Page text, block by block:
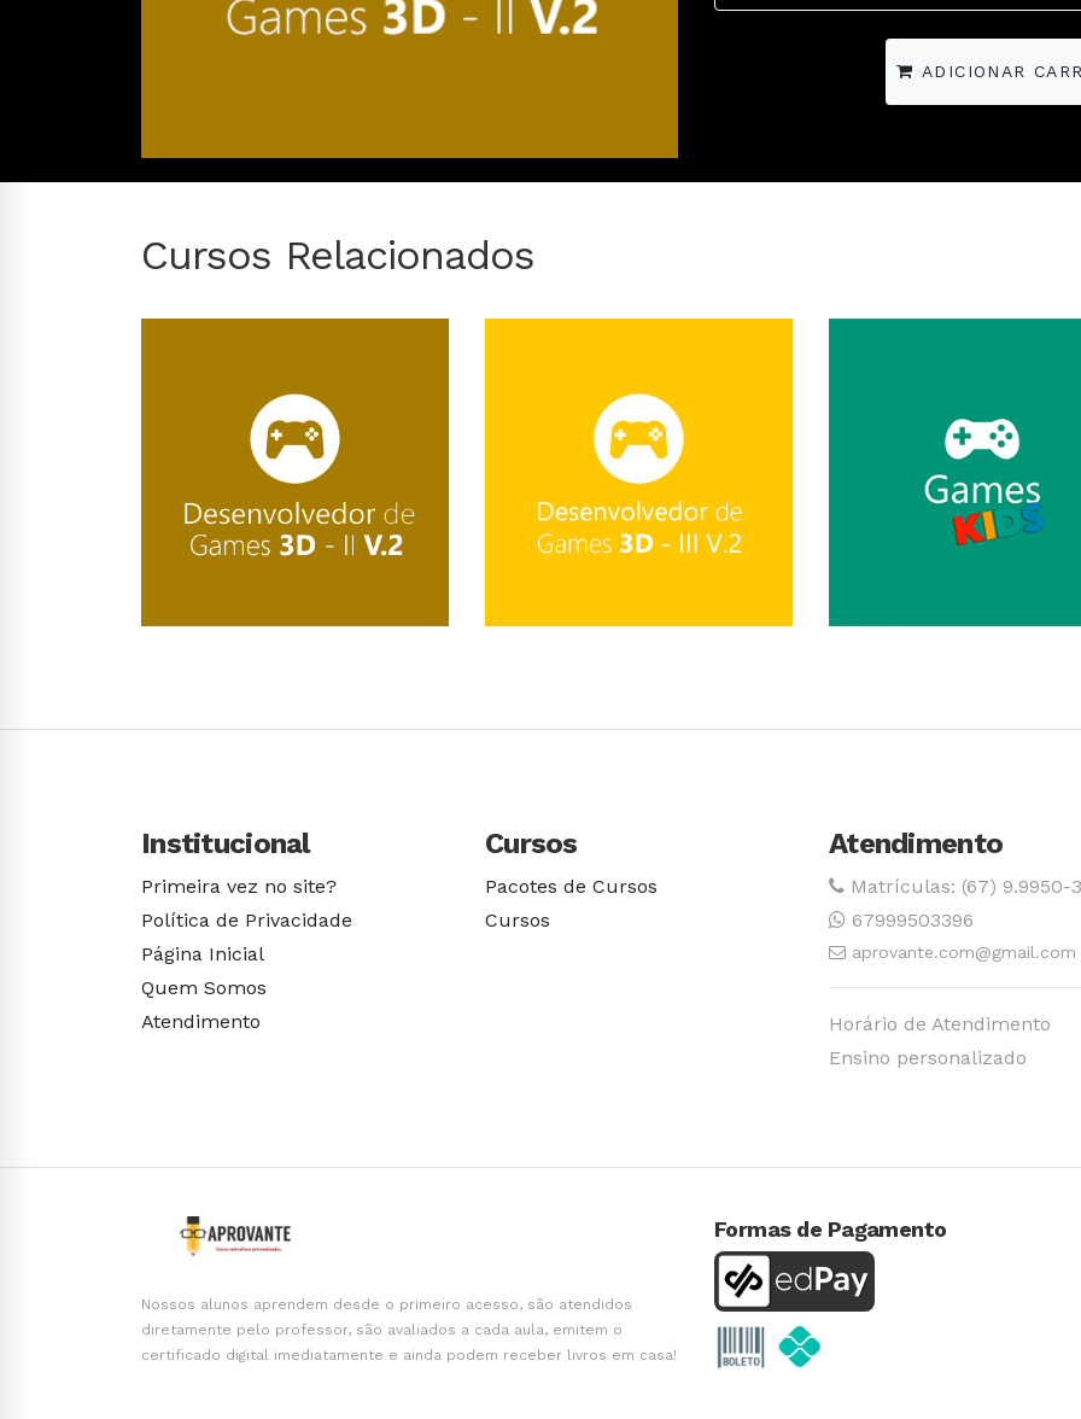
ADICIONAR
Cursos Relacionados
Institucional
Primeira vez no site?
Política de Privacidade
Página Inicial
Quem Somos
Atendimento
Cursos
Pacotes de Cursos
Cursos
Atendimento
Matrículas: (67) 9.9950-
67999503396
aprovante.com@gmail.com
Horário de Atendimento
Ensino personalizado
Nossos alunos aprendem desde o primeiro acesso, são atendidos
diretamente pelo professor, são avaliados a cada aula, emitem o
certificado digital imediatamente e ainda podem receber livros em casa!
Formas de Pagamento